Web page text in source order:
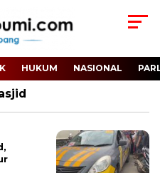
HUKUM NASIONAL